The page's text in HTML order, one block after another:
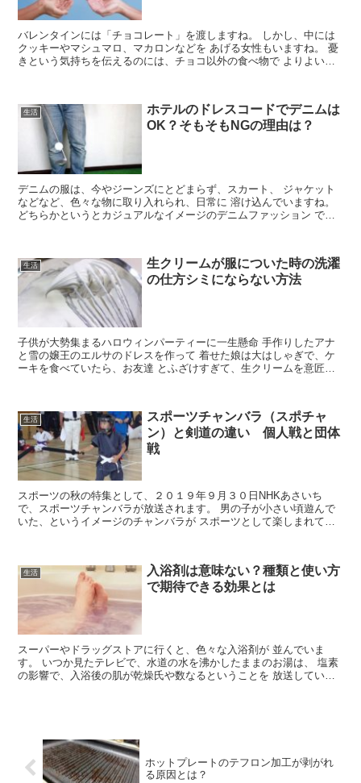
バレンタインには「チョコレート」を渡しますね。 しかし、中には
クッキーやマシュマロ、マカロンなどを あげる女性もいますね。 憂
きという気持ちを伝えるのには、チョコ以外の食べ物で よりよい印
生活
ホテルのドレスコードでデニムは
OK？そもそもNGの理由は？
デニムの服は、今やジーンズにとどまらず、スカート、 ジャケット
などなど、色々な物に取り入れられ、日常に 溶け込んでいますね。
どちらかというとカジュアルなイメージのデニムファッション です
生活
生クリームが服についた時の洗濯
の仕方シミにならない方法
子供が大勢集まるハロウィンパーティーに一生懸命 手作りしたアナ
と雪の嬢王のエルサのドレスを作って 着せた娘は大はしゃぎで、ケ
ーキを食べていたら、お友達 とふざけすぎて、生クリームを意匠に
生活
スポーツチャンバラ（スポチャ
ン）と剣道の違い 個人戦と団体
戦
スポーツの秋の特集として、２０１９年９月３０日NHKあさいち
で、スポーツチャンバラが放送されます。 男の子が小さい頃遊んで
いた、というイメージのチャンバラが スポーツとして楽しまれてい
生活
入浴剤は意味ない？種類と使い方
で期待できる効果とは
スーパーやドラッグストアに行くと、色々な入浴剤が 並んでいま
す。 いつか見たテレビで、水道の水を沸かしたままのお湯は、 塩素
の影響で、入浴後の肌が乾燥氏や数なるということを 放送していま
ホットプレートのテフロン加工が剥がれ
る原因とは？